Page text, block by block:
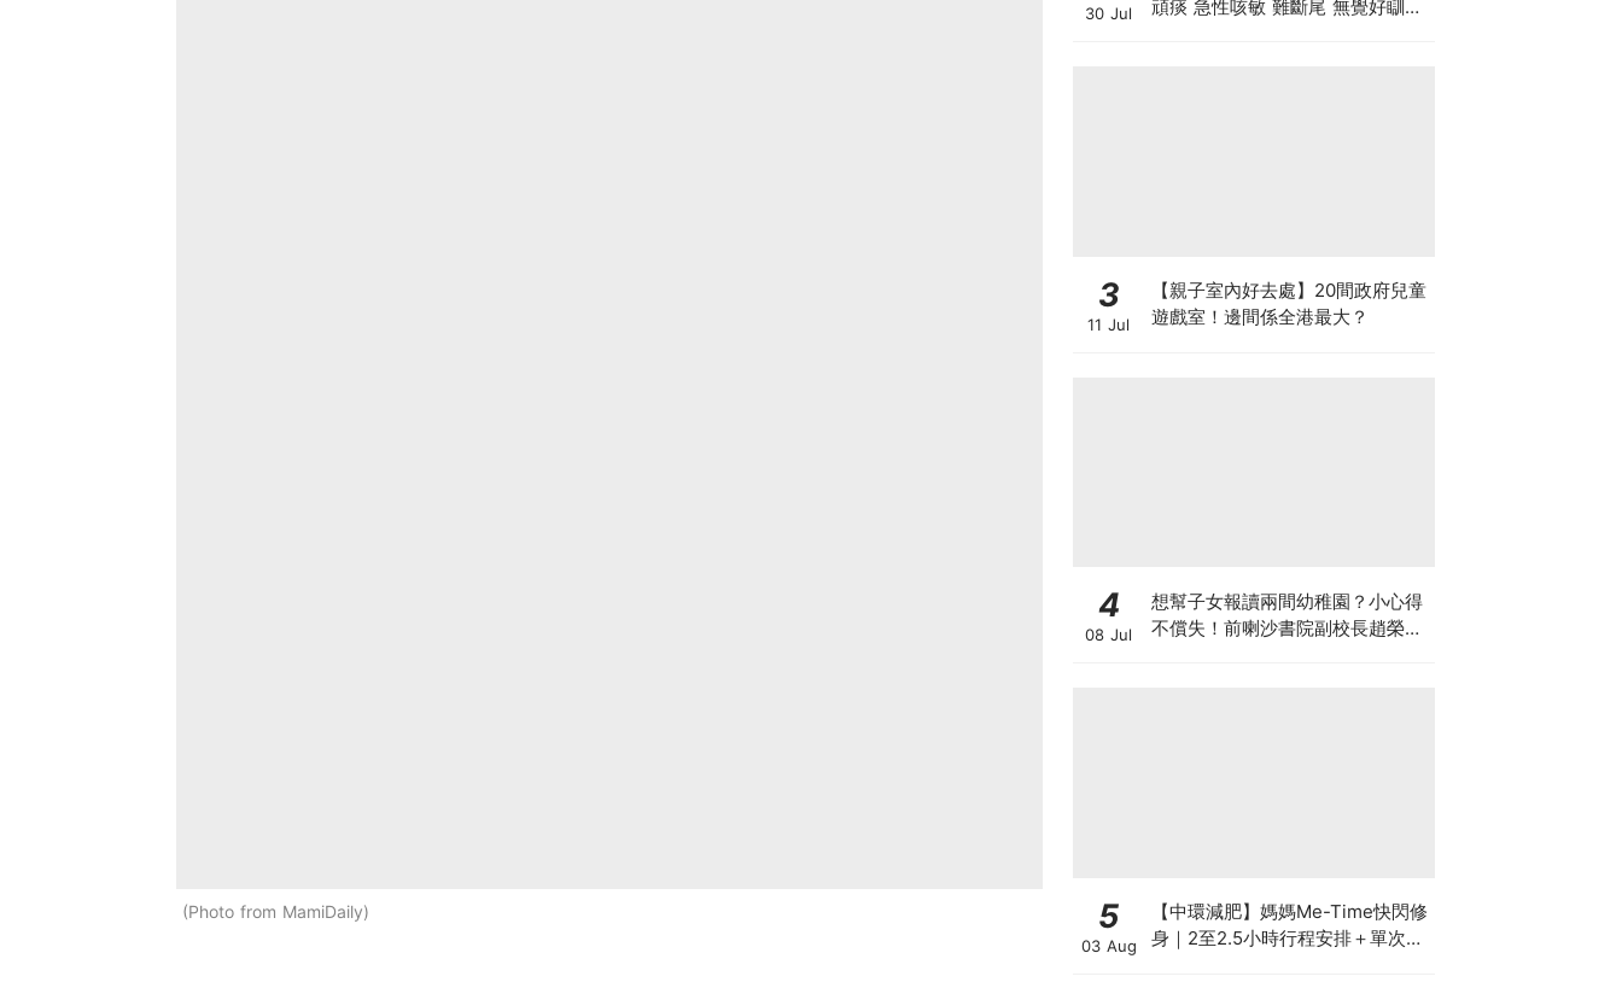
Photo from MamiDaily
30 Jul
頑痰 急性咳敏 難斷尾 無覺好瞓？
3
11 Jul
【親子室內好去處】20間政府兒童
遊戲室！邊間係全港最大？
4
08 Jul
想幫子女報讀兩間幼稚園？小心得
不償失！前喇沙書院副校長趙榮
5
03 Aug
【中環減肥】媽媽Me-Time快閃修
身｜2至2.5小時行程安排＋單次收